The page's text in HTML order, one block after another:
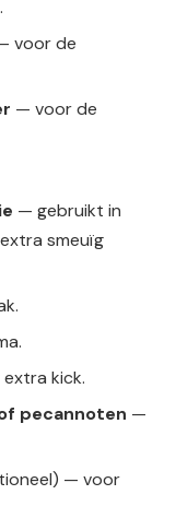
voor de
— voor de
— gebruikt in
smeuïg
kick.
pecannoten —
— voor